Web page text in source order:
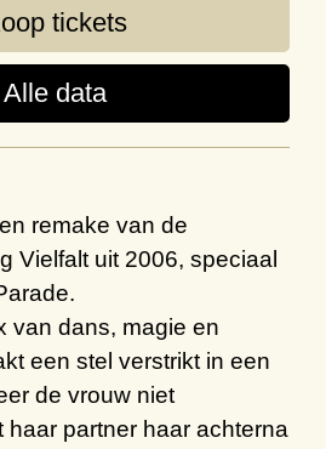
tickets
Alle data
remake van de
Vielfalt uit 2006, speciaal
van dans, magie en
een stel verstrikt in een
de vrouw niet
haar partner haar achterna